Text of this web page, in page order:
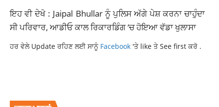
ਇਹ ਵੀ ਦੇਖੋ : Jaipal Bhullar ਨੂੰ ਪੁਲਿਸ ਅੱਗੇ ਪੇਸ਼ ਕਰਨਾ ਚਾਹੁੰਦਾ
ਸੀ ਪਰਿਵਾਰ, ਆਡੀਓ ਕਾਲ ਰਿਕਾਰਡਿੰਗ ‘ਚ ਹੋਇਆ ਵੱਡਾ ਖੁਲਾਸਾ
ਹਰ ਵੇਲੇ Update ਰਹਿਣ ਲਈ ਸਾਨੂੰ Facebook 'ਤੇ like ਤੇ See first ਕਰੋ .